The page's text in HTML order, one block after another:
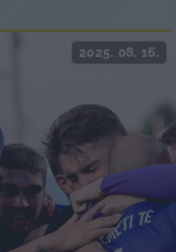
2025. 08. 16.